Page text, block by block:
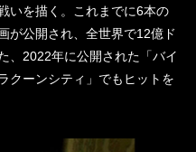
いを描く。これまでに6本の
が公開され、全世界で12億ド
、2022年に公開された「バイ
クーンシティ」でもヒットを